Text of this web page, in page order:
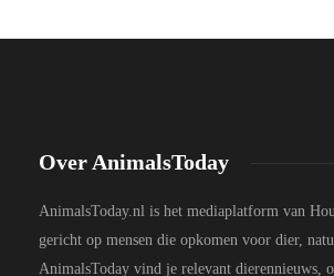
Over AnimalsToday
AnimalsToday.nl is het mediaplatform van
gericht op mensen die opkomen voor dier,
AnimalsToday vind je relevant dierennieuws,